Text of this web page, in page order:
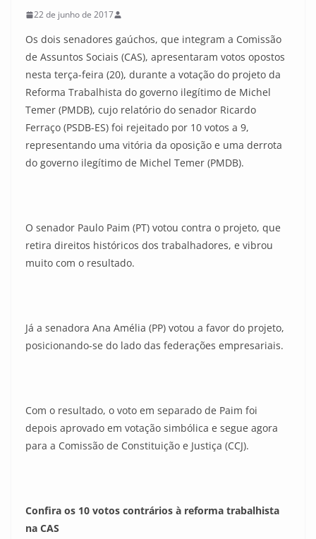
22 de junho de 2017
Os dois senadores gaúchos, que integram a Comissão
de Assuntos Sociais (CAS), apresentaram votos opostos
nesta terça-feira (20), durante a votação do projeto da
Reforma Trabalhista do governo ilegítimo de Michel
Temer (PMDB), cujo relatório do senador Ricardo
Ferraço (PSDB-ES) foi rejeitado por 10 votos a 9,
representando uma vitória da oposição e uma derrota
do governo ilegítimo de Michel Temer (PMDB).
O senador Paulo Paim (PT) votou contra o projeto, que
retira direitos históricos dos trabalhadores, e vibrou
muito com o resultado.
Já a senadora Ana Amélia (PP) votou a favor do projeto,
posicionando-se do lado das federações empresariais.
Com o resultado, o voto em separado de Paim foi
depois aprovado em votação simbólica e segue agora
para a Comissão de Constituição e Justiça (CCJ).
Confira os 10 votos contrários à reforma trabalhista
na CAS